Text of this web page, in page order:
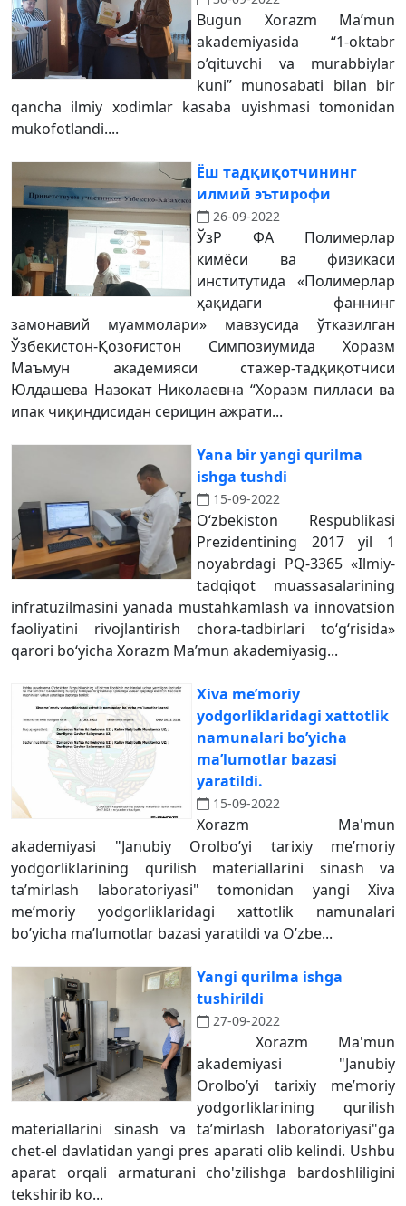
Bugun Xorazm Ma’mun
akademiyasida “1-oktabr
o’qituvchi va murabbiylar
kuni” munosabati bilan bir
qancha ilmiy xodimlar kasaba uyishmasi tomonidan
mukofotlandi....
Ёш тадқиқотчининг
илмий эътирофи
26-09-2022
ЎзР ФА Полимерлар
кимёси ва физикаси
институтида «Полимерлар
ҳақидаги фаннинг
замонавий муаммолари» мавзусида ўтказилган
Ўзбекистон-Қозоғистон Симпозиумида Хоразм
Маъмун академияси стажер-тадқиқотчиси
Юлдашева Назокат Николаевна “Хоразм пилласи ва
ипак чиқиндисидан серицин ажрати...
Yana bir yangi qurilma
ishga tushdi
15-09-2022
O‘zbekiston Respublikasi
Prezidentining 2017 yil 1
noyabrdagi PQ-3365 «Ilmiy-
tadqiqot muassasalarining
infratuzilmasini yanada mustahkamlash va innovatsion
faoliyatini rivojlantirish chora-tadbirlari to‘g‘risida»
qarori bo‘yicha Xorazm Ma’mun akademiyasig...
Xiva me’moriy
yodgorliklaridagi xattotlik
namunalari bo’yicha
ma’lumotlar bazasi
yaratildi.
15-09-2022
Xorazm Ma'mun
akademiyasi "Janubiy Orolbo’yi tarixiy me’moriy
yodgorliklarining qurilish materiallarini sinash va
ta’mirlash laboratoriyasi" tomonidan yangi Xiva
me’moriy yodgorliklaridagi xattotlik namunalari
bo’yicha ma’lumotlar bazasi yaratildi va O’zbe...
Yangi qurilma ishga
tushirildi
27-09-2022
Xorazm Ma'mun
akademiyasi "Janubiy
Orolbo’yi tarixiy me’moriy
yodgorliklarining qurilish
materiallarini sinash va ta’mirlash laboratoriyasi"ga
chet-el davlatidan yangi pres aparati olib kelindi. Ushbu
aparat orqali armaturani cho'zilishga bardoshliligini
tekshirib ko...